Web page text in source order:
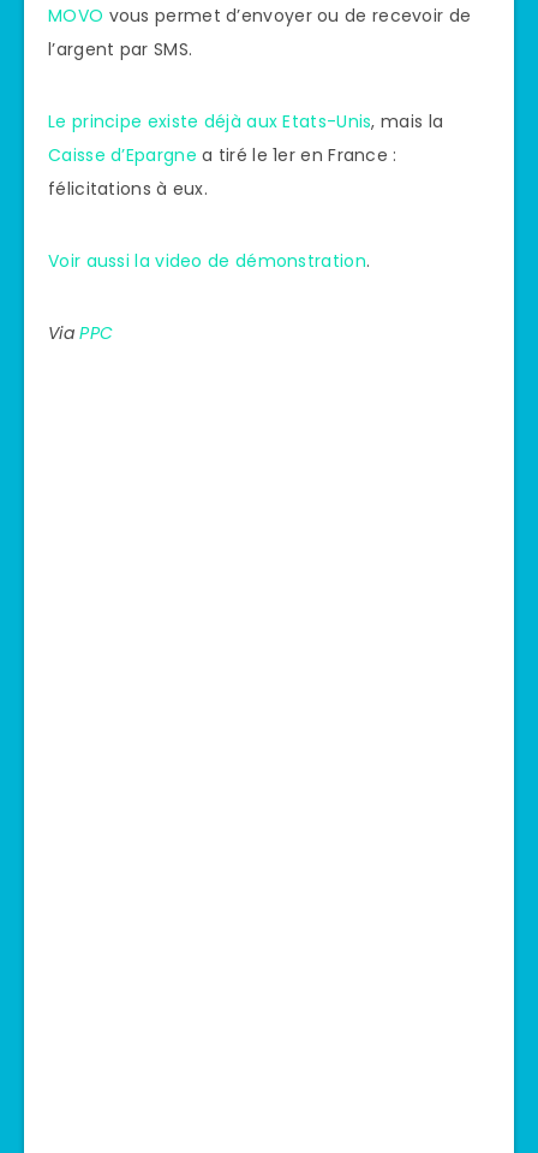
MOVO vous permet d’envoyer ou de recevoir de
l’argent par SMS.
Le principe existe déjà aux Etats-Unis, mais la
Caisse d’Epargne a tiré le 1er en France :
félicitations à eux.
Voir aussi la video de démonstration.
ViaPPC